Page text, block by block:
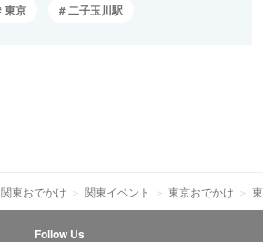
東京 二子玉川駅
関東おでかけ 関東イベント 東京おでかけ
Follow Us